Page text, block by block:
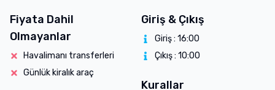
Fiyata Dahil
Olmayanlar
Havalimanı transferleri
Günlük kiralık araç
Giriş & Çıkış
Giriş : 16:00
Çıkış : 10:00
Kurallar